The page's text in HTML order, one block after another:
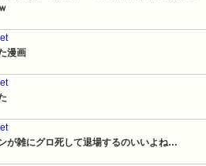
漫画
が雑にグロ死して退場するのいいよね…